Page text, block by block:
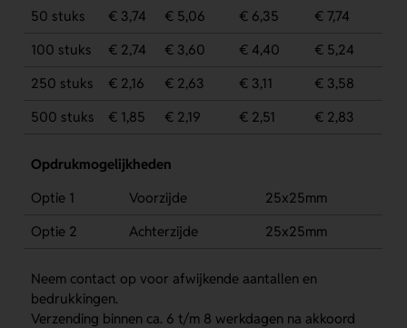
50 stuks € 3,74 € 5,06 € 6,35
€ 7,74
100 stuks
€ 2,74 € 3,60 € 4,40
€ 5,24
250 stuks
€ 2,16 € 2,63 € 3,11
€ 3,58
500 stuks
€ 1,85 € 2,19 € 2,51 € 2,83
Opdrukmogelijkheden
Optie 1
Voorzijde
25x25mm
Optie 2
Achterzijde 25x25mm
Neem contact op voor afwijkende aantallen en
bedrukkingen.
Verzending binnen ca. 6 t/m 8 werkdagen na akkoord